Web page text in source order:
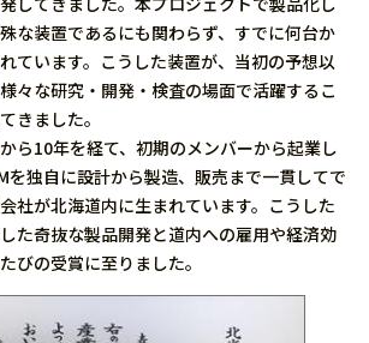
な装置であるにも関わらず、すでに何台か
ています。こうした装置が、当初の予想以
々な研究・開発・検査の場面で活躍するこ
きました。
ら10年を経て、初期のメンバーから起業し
を独自に設計から製造、販売まで一貫してで
社が北海道内に生まれています。こうした
た奇抜な製品開発と道内への雇用や経済効
びの受賞に至りました。